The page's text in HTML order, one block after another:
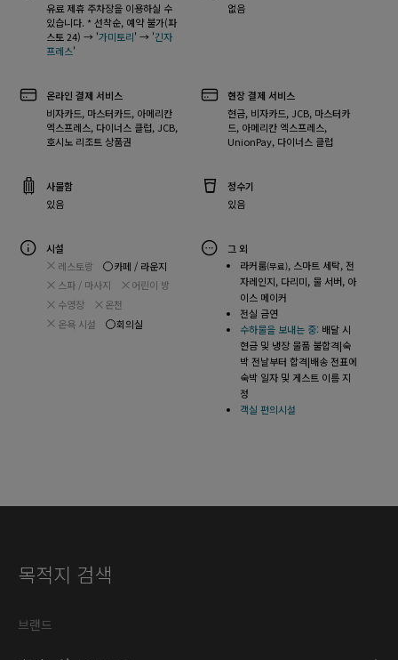
유료 제휴 주차장을 이용하실 수
있습니다. * 선착순, 예약 불가(파
스토 24) → '가미토리' → '긴자
프레스'
없음
온라인 결제 서비스
비자카드, 마스터카드, 아메리칸
엑스프레스, 다이너스 클럽, JCB,
호시노 리조트 상품권
현장 결제 서비스
현금, 비자카드, JCB, 마스터카
드, 아메리칸 엑스프레스,
UnionPay, 다이너스 클럽
사물함
있음
정수기
있음
시설
레스토랑
카페 / 라운지
스파 / 마사지
어린이 방
수영장
온천
온욕 시설
회의실
그 외
라커룸(무료), 스마트 세탁, 전
자레인지, 다리미, 물 서버, 아
이스 메이커
전실 금연
수하물을 보내는 중: 배달 시
현금 및 냉장 물품 불합격|숙
박 전날부터 합격|배송 전표에
숙박 일자 및 게스트 이름 지
정
객실 편의시설
목적지 검색
브랜드